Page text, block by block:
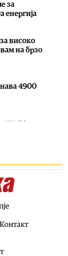
за
енергија
високо
на брзо
4900
во
дете од
што на
На 15
со заеднички
Контакт